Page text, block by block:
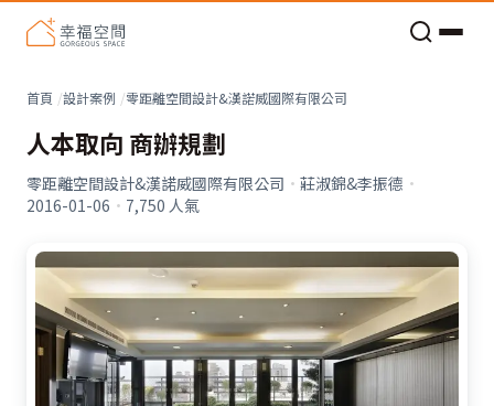
首頁 設計案例 零距離空間設計&漢諾威國際有限公司
人本取向 商辦規劃
零距離空間設計&漢諾威國際有限公司 · 莊淑錦&李振德 ·
2016-01-06 · 7,750 人氣